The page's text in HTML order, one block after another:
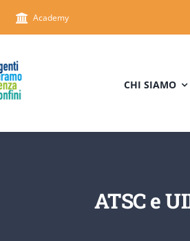
Academy
CHI SIAMO
ATSC e